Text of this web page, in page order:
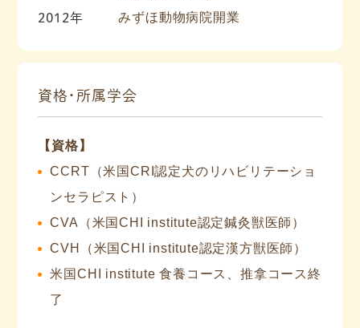
2012年 みずほ動物病院開業
資格・所属学会
【資格】
CCRT（米国CRI認定犬のリハビリテーショ
ンセラピスト）
CVA（米国CHI institute認定鍼灸獣医師）
CVH（米国CHI institute認定漢方獣医師）
米国CHI institute 食養コース、推拿コース終
了